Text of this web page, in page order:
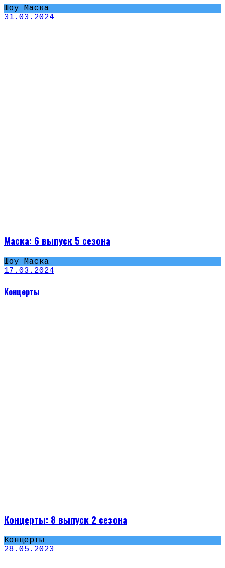
Шоу Маска
31.03.2024
Маска: 6 выпуск 5 сезона
Шоу Маска
17.03.2024
Концерты
Концерты: 8 выпуск 2 сезона
Концерты
28.05.2023